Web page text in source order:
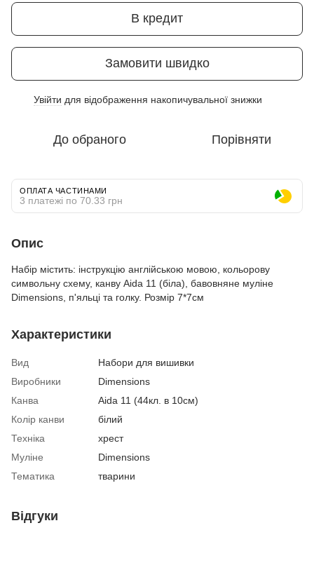
В кредит
Замовити швидко
Увійти для відображення накопичувальної знижки
До обраного Порівняти
ОПЛАТА ЧАСТИНАМИ
3 платежі по 70.33 грн
Опис
Набір містить: інструкцію англійською мовою, кольорову
символьну схему, канву Aida 11 (біла), бавовняне муліне
Dimensions, п'яльці та голку. Розмір 7*7см
Характеристики
Вид
Набори для вишивки
Виробники
Dimensions
Канва
Aida 11 (44кл. в 10см)
Колір канви
білий
Техніка
хрест
Муліне
Dimensions
Тематика
тварини
Відгуки